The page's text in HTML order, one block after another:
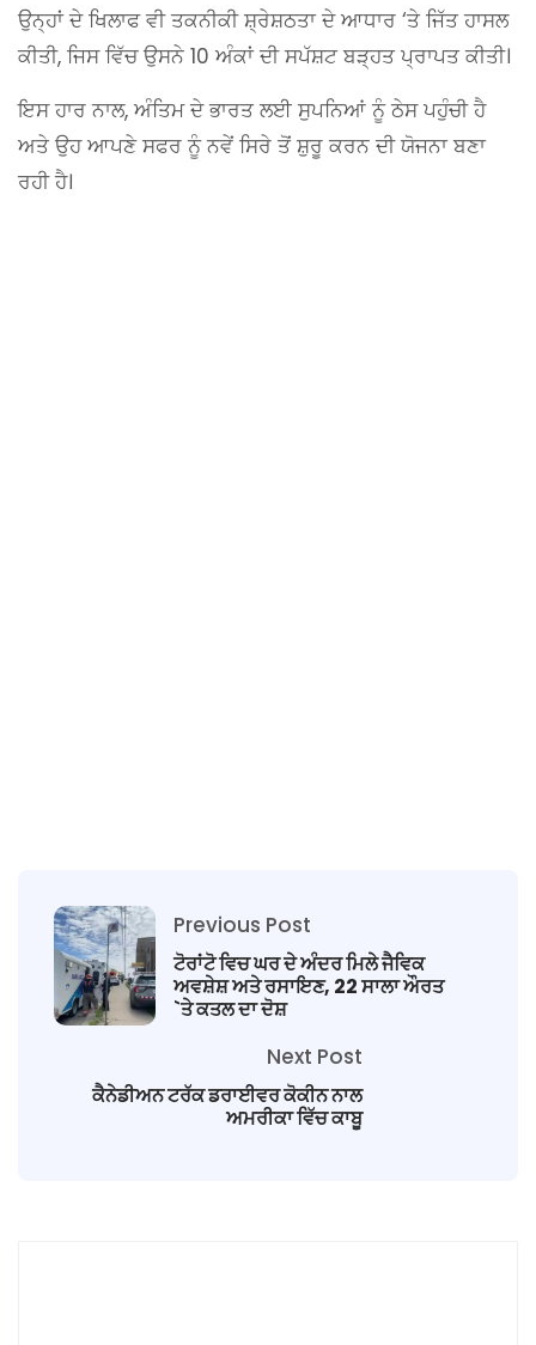
ਉਨ੍ਹਾਂ ਦੇ ਖਿਲਾਫ ਵੀ ਤਕਨੀਕੀ ਸ਼੍ਰੇਸ਼ਠਤਾ ਦੇ ਆਧਾਰ ‘ਤੇ ਜਿੱਤ ਹਾਸਲ
ਕੀਤੀ, ਜਿਸ ਵਿੱਚ ਉਸਨੇ 10 ਅੰਕਾਂ ਦੀ ਸਪੱਸ਼ਟ ਬੜ੍ਹਤ ਪ੍ਰਾਪਤ ਕੀਤੀ।
ਇਸ ਹਾਰ ਨਾਲ, ਅੰਤਿਮ ਦੇ ਭਾਰਤ ਲਈ ਸੁਪਨਿਆਂ ਨੂੰ ਠੇਸ ਪਹੁੰਚੀ ਹੈ
ਅਤੇ ਉਹ ਆਪਣੇ ਸਫਰ ਨੂੰ ਨਵੇਂ ਸਿਰੇ ਤੋਂ ਸ਼ੁਰੂ ਕਰਨ ਦੀ ਯੋਜਨਾ ਬਣਾ
ਰਹੀ ਹੈ।
Previous Post
ਟੋਰਾਂਟੋ ਵਿਚ ਘਰ ਦੇ ਅੰਦਰ ਮਿਲੇ ਜੈਵਿਕ
ਅਵਸ਼ੇਸ਼ ਅਤੇ ਰਸਾਇਣ, 22 ਸਾਲਾ ਔਰਤ
`ਤੇ ਕਤਲ ਦਾ ਦੋਸ਼
Next Post
ਕੈਨੇਡੀਅਨ ਟਰੱਕ ਡਰਾਈਵਰ ਕੋਕੀਨ ਨਾਲ
ਅਮਰੀਕਾ ਵਿੱਚ ਕਾਬੂ